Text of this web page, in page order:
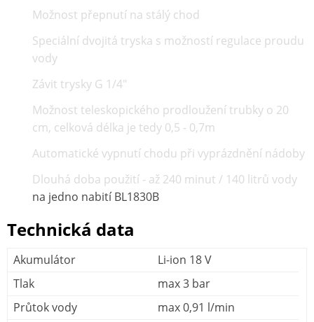
Možnost přepnutí na stálý chod
Speciální dvojitá tryska s možností regulace proudu
vody
Závit trysky G 1/4"
Možnost teleskopického prodloužení trubky o 20
cm, celková délka je tedy 0,5 - 0,7m
Automatické vypnutí chodu při vyprázdnění nádoby
Dlouhá doba použití - až 240 minut / 140 litrů vody
na jedno nabití BL1830B
Technická data
Akumulátor
Li-ion 18 V
Tlak
max 3 bar
Průtok vody
max 0,91 l/min